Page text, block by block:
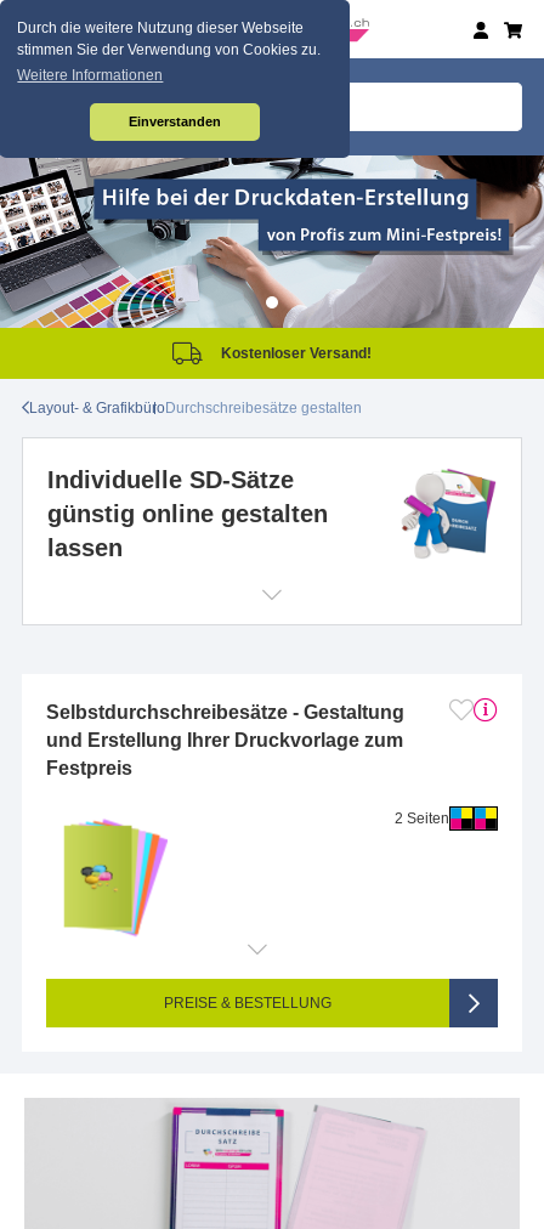
Durch die weitere Nutzung dieser Webseite
stimmen Sie der Verwendung von Cookies zu.
Weitere Informationen
Einverstanden
Kostenloser Versand!
Layout- & GrafikbüroDurchschreibesätze gestalten
Individuelle SD-Sätze
günstig online gestalten
lassen
Selbstdurchschreibesätze - Gestaltung
und Erstellung Ihrer Druckvorlage zum
Festpreis
2 Seiten
PREISE & BESTELLUNG